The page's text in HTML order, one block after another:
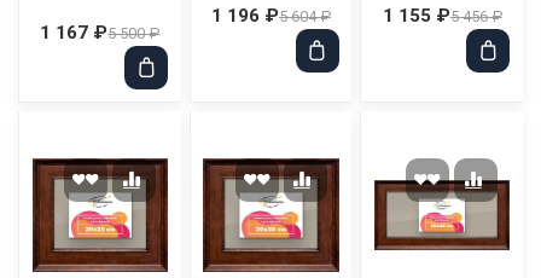
1 167 ₽5 500 ₽
1 196 ₽5 604 ₽ 1 155 ₽5 456 ₽